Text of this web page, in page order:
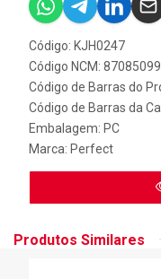
Código: KJH0247
Código NCM: 87085099
Código de Barras do
Código de Barras da
Embalagem: PC
Marca: Perfect
Produtos Similares